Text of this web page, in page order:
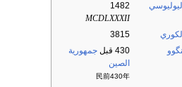
1482
MCDLXXXII
3815
430 قبل
جمهورية
الصين
民前430年